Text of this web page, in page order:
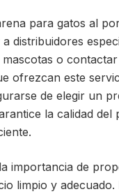
para gatos al
distribuidores
o
ofrezcan este
de elegir un
la calidad del
importancia de
limpio y adecuado.